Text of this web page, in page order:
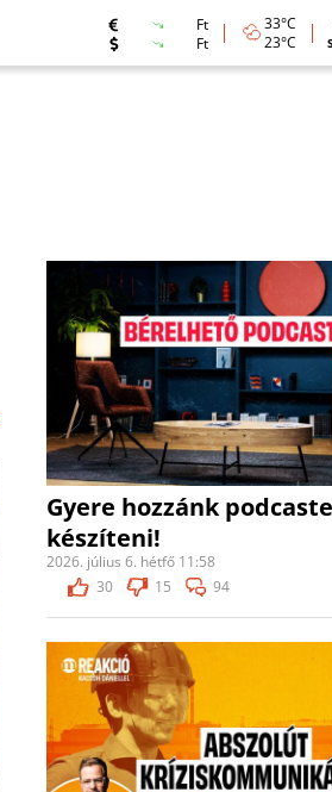
Ft
Ft
33°C
23°C
Gyere hozzánk
készíteni!
2026. július 6. hétfő 11:58
30
15 94